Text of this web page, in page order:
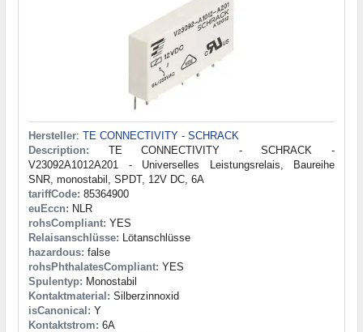
Hersteller: TE CONNECTIVITY - SCHRACK
Description: TE CONNECTIVITY - SCHRACK -
V23092A1012A201 - Universelles Leistungsrelais, Baureihe
SNR, monostabil, SPDT, 12V DC, 6A
tariffCode: 85364900
euEccn: NLR
rohsCompliant: YES
Relaisanschlüsse: Lötanschlüsse
hazardous: false
rohsPhthalatesCompliant: YES
Spulentyp: Monostabil
Kontaktmaterial: Silberzinnoxid
isCanonical: Y
Kontaktstrom: 6A